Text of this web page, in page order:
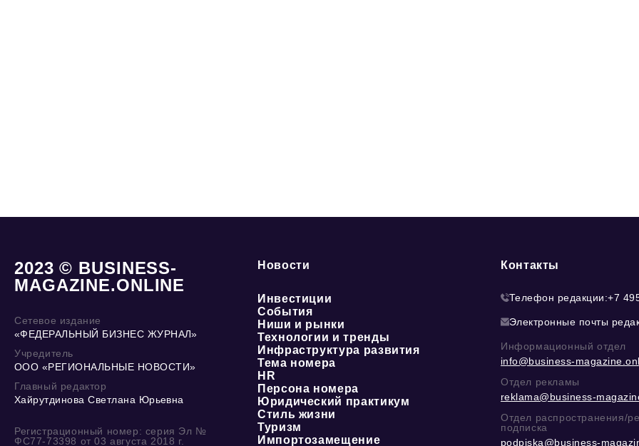
2023 © BUSINESS-
MAGAZINE.ONLINE
Сетевое издание
«ФЕДЕРАЛЬНЫЙ БИЗНЕС ЖУРНАЛ»
Учредитель
ООО «РЕГИОНАЛЬНЫЕ НОВОСТИ»
Главный редактор
Хайрутдинова Светлана Юрьевна
Регистрационный номер: серия Эл №
ФС77-73398 от 03 августа 2018 г.
Новости
Инвестиции
События
Ниши и рынки
Технологии и тренды
Инфраструктура развития
Тема номера
HR
Персона номера
Юридический практикум
Стиль жизни
Туризм
Импортозамещение
Контакты
Телефон редакции:+7
Электронные почты
Информационный отдел
info@business-
Отдел рекламы
reklama@business-
Отдел распространения/
подписка
podpiska@business-